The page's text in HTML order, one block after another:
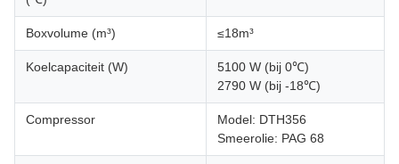
Boxvolume (m³) ≤18m³
Koelcapaciteit (W)
5100 W (bij 0℃)
2790 W (bij -18℃)
Compressor
Model: DTH356
Smeerolie: PAG 68